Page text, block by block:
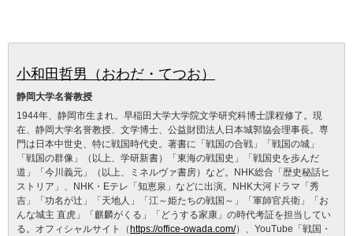
小和田哲男（おわだ・てつお）
静岡大学名誉教授
1944年、静岡市生まれ。早稲田大学大学院文学研究科博士課程修了。現
在、静岡大学名誉教授、文学博士、公益財団法人日本城郭協会理事長。専
門は日本中世史、特に戦国時代史。著書に「戦国の合戦」「戦国の城」
「戦国の群像」（以上、学研新書）「東海の戦国史」「戦国史を歩んだ
道」「今川義元」（以上、ミネルヴァ書房）など。NHK総合「歴史秘話ヒ
ストリア」、NHK・Eテレ「知恵泉」などに出演。NHK大河ドラマ「秀
吉」「功名が辻」「天地人」「江～姫たちの戦国～」「軍師官兵衛」「お
んな城主 直虎」「麒麟がくる」「どうする家康」の時代考証を担当してい
る。オフィシャルサイト（https://office-owada.com/）、YouTube「戦国・